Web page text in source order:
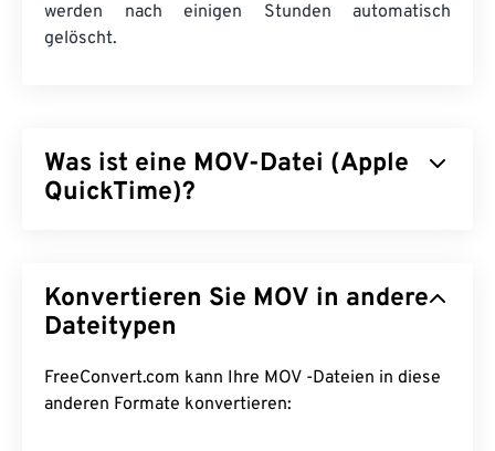
werden nach einigen Stunden automatisch
gelöscht.
Was ist eine MOV-Datei (Apple
QuickTime)?
3D-undVirtual-Reality-Dateien (VR). Er eignet
sich besonders gut zum Speichern von
wichtigsten Merkmale ist die Speicherung von
Daten in Film-„Atomen“ und „Tracks“, die eine
Konvertieren Sie MOV in andere
Dateitypen
FreeConvert.com kann Ihre MOV -Dateien in diese
anderen Formate konvertieren: